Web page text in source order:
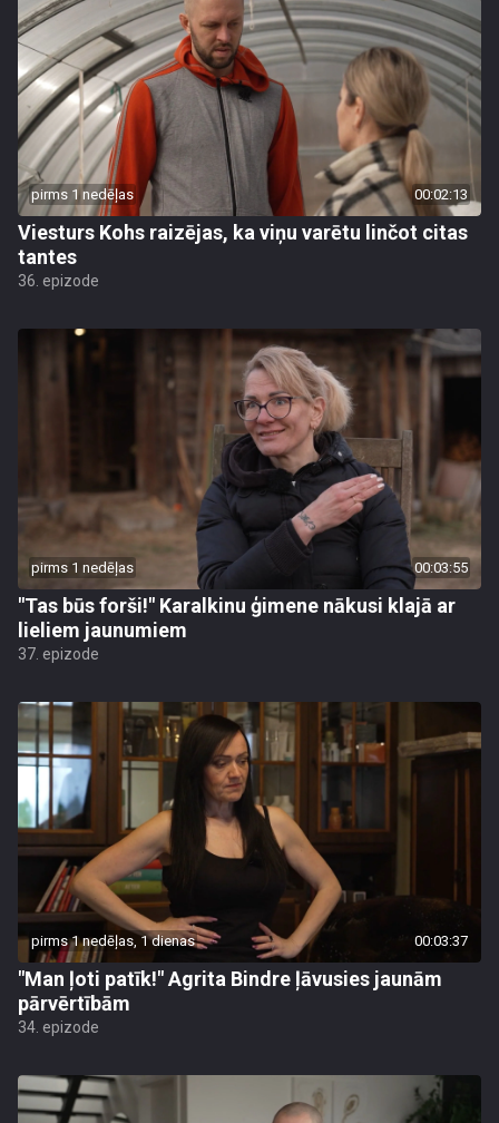
pirms 1 nedēļas 00:02:13
Viesturs Kohs raizējas, ka viņu varētu linčot citas
tantes
36. epizode
pirms 1 nedēļas 00:03:55
"Tas būs forši!" Karalkinu ģimene nākusi klajā ar
lieliem jaunumiem
37. epizode
pirms 1 nedēļas, 1 dienas 00:03:37
"Man ļoti patīk!" Agrita Bindre ļāvusies jaunām
pārvērtībām
34. epizode